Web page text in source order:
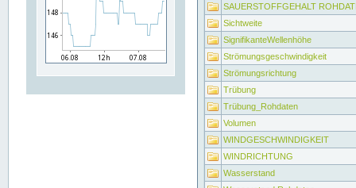
SAUERSTOFFGEHALT
Sichtweite
SignifikanteWellenhöhe
Strömungsgeschwindigkeit
Strömungsrichtung
Trübung
Trübung_Rohdaten
Volumen
WINDGESCHWINDIGKEIT
WINDRICHTUNG
Wasserstand